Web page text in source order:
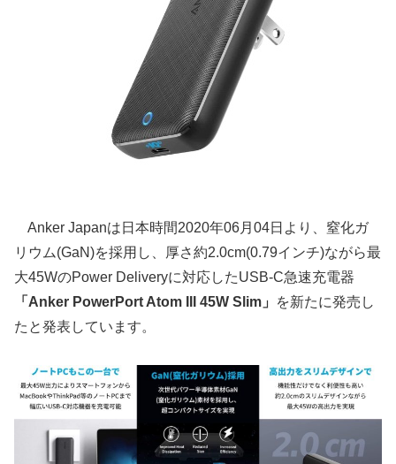
Anker Japanは日本時間2020年06月04日より、窒化ガ
リウム(GaN)を採用し、厚さ約2.0cm(0.79インチ)ながら最
大45WのPower Deliveryに対応したUSB-C急速充電器
「Anker PowerPort Atom III 45W Slim」
を新たに発売し
たと発表しています。